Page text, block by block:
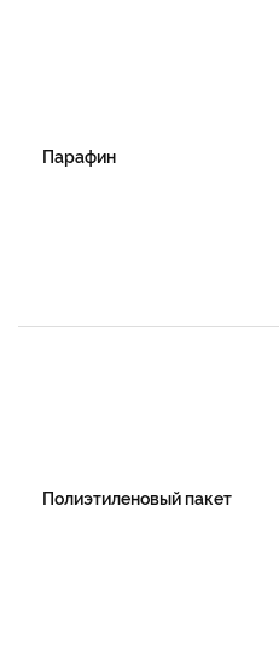
Парафин
Полиэтиленовый пакет